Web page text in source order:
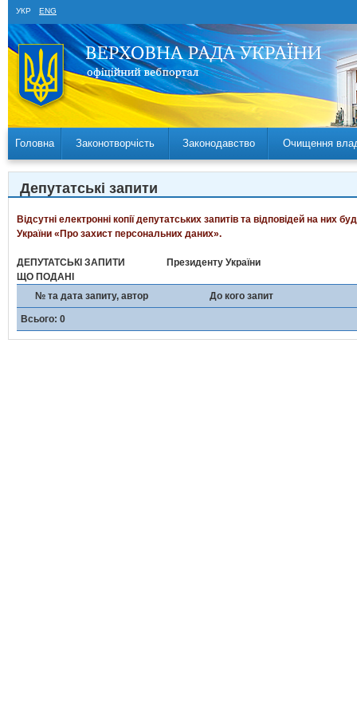
УКР ENG
Головна Законотворчість Законодавство Очищення
Депутатські запити
Відсутні електронні копії депутатських запитів та відповідей на
України «Про захист персональних даних».
ДЕПУТАТСЬКІ ЗАПИТИ
ЩО ПОДАНІ
Президенту України
№ та дата запиту, автор До кого запит
Всього: 0